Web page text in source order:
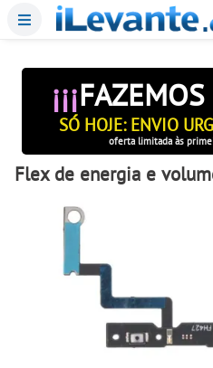
Menu
¡¡¡
SÓ HOJE: ENVIO
oferta limitada às
Flex de energia e